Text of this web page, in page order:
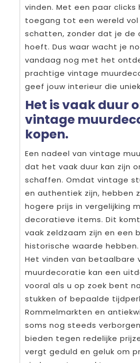
vinden. Met een paar clicks
toegang tot een wereld
schatten, zonder dat je de
hoeft. Dus waar wacht je
vandaag nog met het
prachtige vintage
geef jouw interieur die
Het is vaak duur
vintage
kopen.
Een nadeel van vintage
dat het vaak duur kan zijn
schaffen. Omdat vintage
en authentiek zijn, hebben
hogere prijs in vergelijking
decoratieve items. Dit
vaak zeldzaam zijn en een
historische waarde hebben.
Het vinden van betaalbare
muurdecoratie kan een
vooral als u op zoek bent
stukken of bepaalde
Rommelmarkten en
soms nog steeds
bieden tegen redelijke
vergt geduld en geluk om